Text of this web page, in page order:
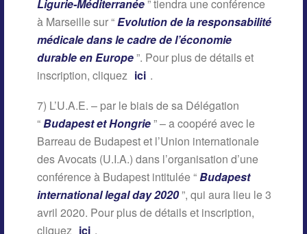
Ligurie-Méditerranée” tiendra une conférence
à Marseille sur “Evolution de la responsabilité
médicale dans le cadre de l’économie
durable en Europe”. Pour plus de détails et
inscription, cliquez ici .
7) L’U.A.E. – par le biais de sa Délégation
“Budapest et Hongrie” – a coopéré avec le
Barreau de Budapest et l’Union internationale
des Avocats (U.I.A.) dans l’organisation d’une
conférence à Budapest intitulée “Budapest
international legal day 2020”, qui aura lieu le 3
avril 2020. Pour plus de détails et inscription,
cliquez ici .